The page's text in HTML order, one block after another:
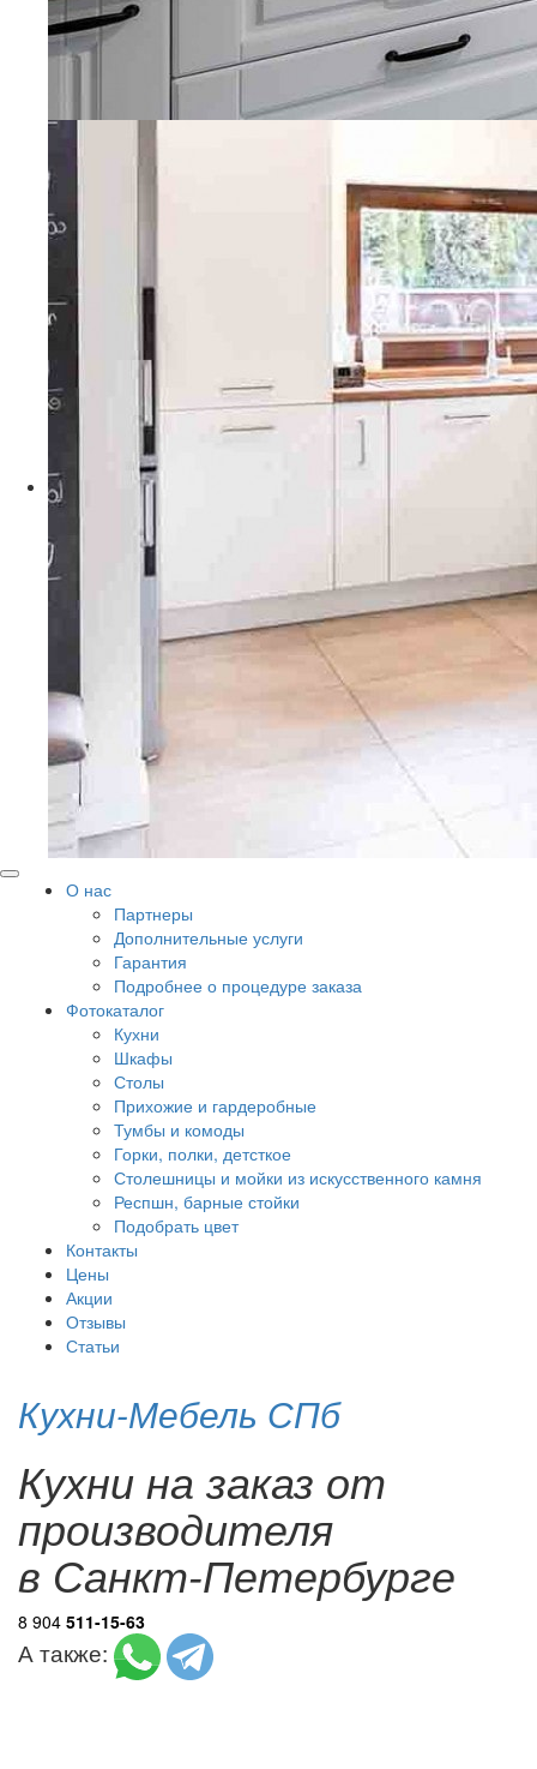
О нас
Партнеры
Дополнительные услуги
Гарантия
Подробнее о процедуре заказа
Фотокаталог
Кухни
Шкафы
Столы
Прихожие и гардеробные
Тумбы и комоды
Горки, полки, детсткое
Столешницы и мойки из искусственного камня
Респшн, барные стойки
Подобрать цвет
Контакты
Цены
Акции
Отзывы
Статьи
Кухни-Мебель СПб
Кухни на заказ от
производителя
в Санкт-Петербурге
8 904 511-15-63
А также: